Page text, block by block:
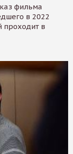
фильма
в 2022
проходит в